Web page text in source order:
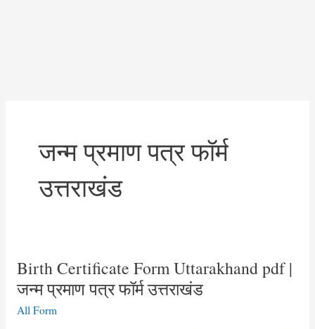
जन्म प्रमाण पत्र फॉर्म
उत्तराखंड
Birth Certificate Form Uttarakhand pdf |
जन्म प्रमाण पत्र फॉर्म उत्तराखंड
All Form